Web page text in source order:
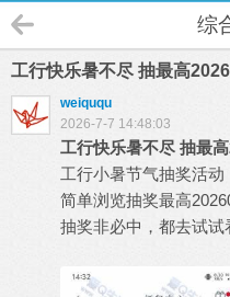
综
工行快乐暑不尽 抽最高
weiququ
2026-7-7 14:48:03
工行快乐暑不尽 抽最
工行小暑节气抽奖活
简单浏览抽奖最高
抽奖非必中，都去试试